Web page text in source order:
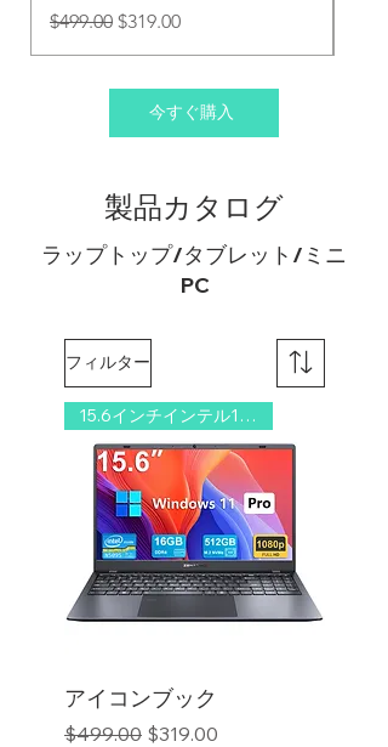
通常価格
$499.00 セール価格
$319.00
今すぐ購入
製品カタログ
ラップトップ/タブレット/ミニ
PC
フィルター
15.6インチインテル16GB/512GB
アイコンブック
通常価格
$499.00 セール価格
$319.00